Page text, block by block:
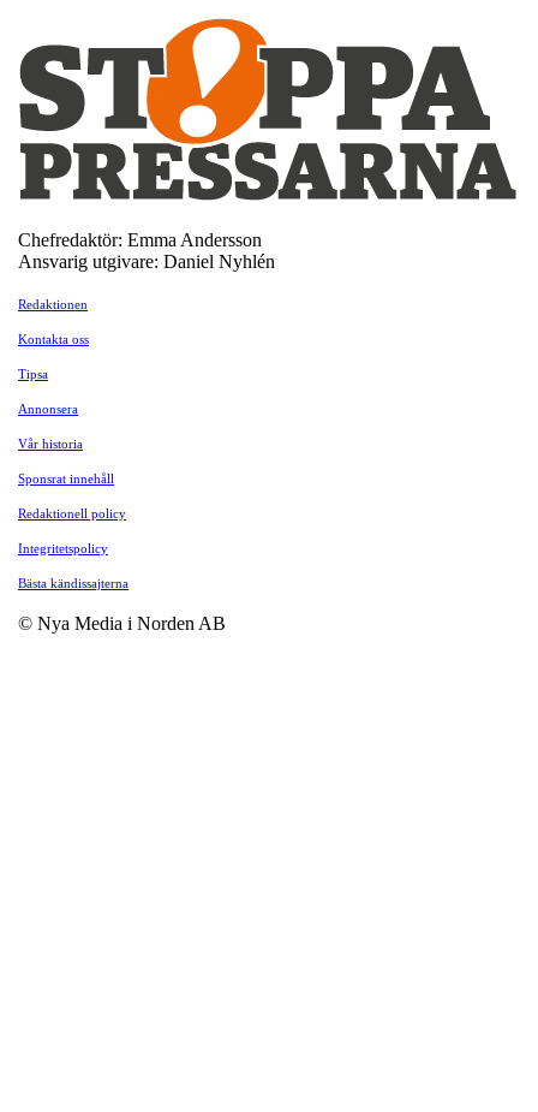
Chefredaktör: Emma Andersson
Ansvarig utgivare: Daniel Nyhlén
Redaktionen
Kontakta oss
Tipsa
Annonsera
Vår historia
Sponsrat innehåll
Redaktionell policy
Integritetspolicy
Bästa kändissajterna
© Nya Media i Norden AB